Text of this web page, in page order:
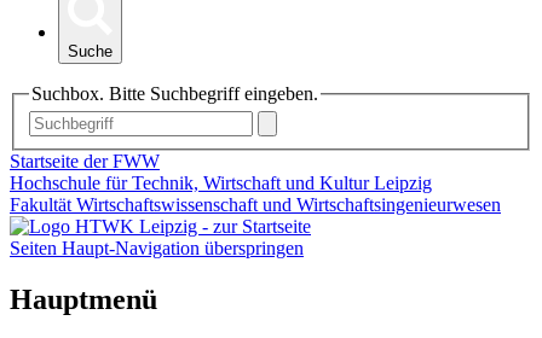
Suche
Suchbox. Bitte Suchbegriff eingeben.
Startseite der FWW
Hochschule für Technik, Wirtschaft und Kultur Leipzig
Fakultät Wirtschaftswissenschaft und Wirtschaftsingenieurwesen
Seiten Haupt-Navigation überspringen
Hauptmenü